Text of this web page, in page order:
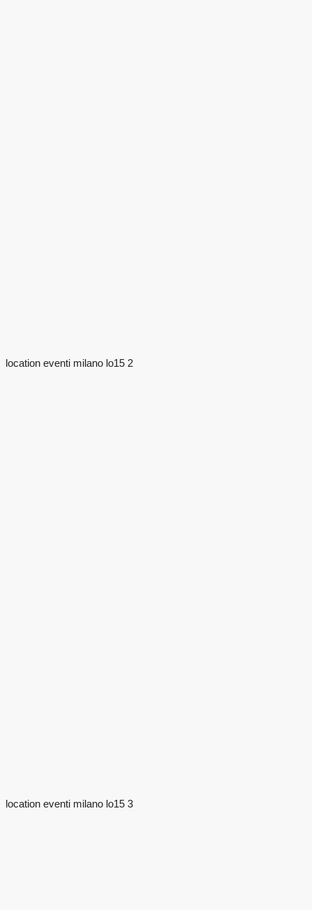
location eventi milano lo15 2
location eventi milano lo15 3